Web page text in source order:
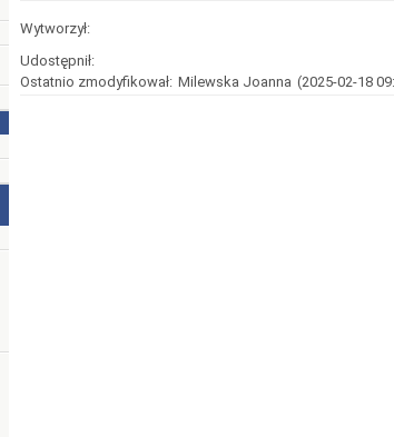
Wytworzył:
Udostępnił:
Ostatnio zmodyfikował: Milewska Joanna (2025-02-18